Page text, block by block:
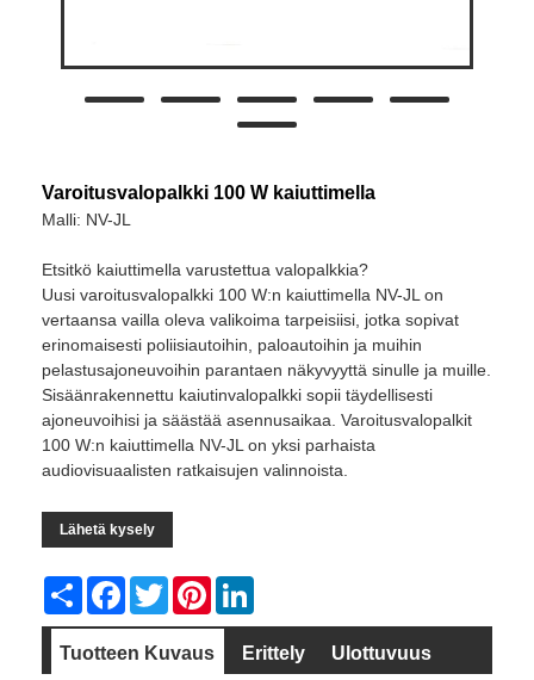
Varoitusvalopalkki 100 W kaiuttimella
Malli: NV-JL
Etsitkö kaiuttimella varustettua valopalkkia?
Uusi varoitusvalopalkki 100 W:n kaiuttimella NV-JL on
vertaansa vailla oleva valikoima tarpeisiisi, jotka sopivat
erinomaisesti poliisiautoihin, paloautoihin ja muihin
pelastusajoneuvoihin parantaen näkyvyyttä sinulle ja muille.
Sisäänrakennettu kaiutinvalopalkki sopii täydellisesti
ajoneuvoihisi ja säästää asennusaikaa. Varoitusvalopalkit
100 W:n kaiuttimella NV-JL on yksi parhaista
audiovisuaalisten ratkaisujen valinnoista.
Lähetä kysely
Share Facebook
TwitterPinterest
Tuotteen Kuvaus Erittely Ulottuvuus